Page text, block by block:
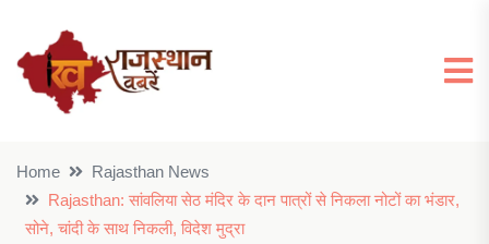
Home
Rajasthan News
Rajasthan: सांवलिया सेठ मंदिर के दान पात्रों से निकला नोटों का भंडार,
सोने, चांदी के साथ निकली, विदेश मुद्रा